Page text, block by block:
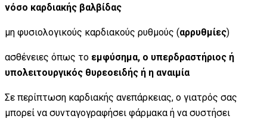
νόσο καρδιακής βαλβίδας
μη φυσιολογικούς καρδιακούς ρυθμούς (αρρυθμίες)
ασθένειες όπως το εμφύσημα, ο υπερδραστήριος ή
υπολειτουργικός θυρεοειδής ή η αναιμία
Σε περίπτωση καρδιακής ανεπάρκειας, ο γιατρός σας
μπορεί να συνταγογραφήσει φάρμακα ή να συστήσει